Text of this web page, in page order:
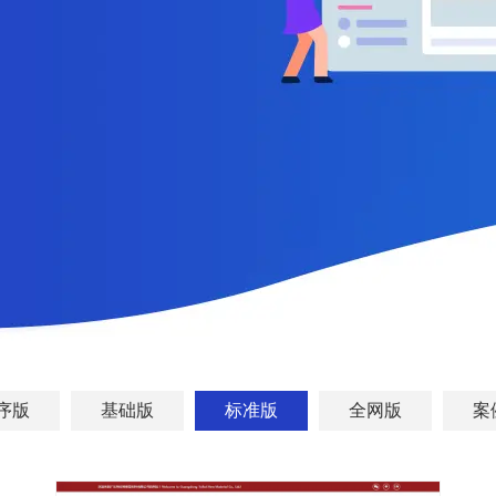
版 基础版 标准版 全网版 案